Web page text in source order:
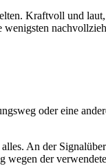
Kraftvoll und
oder eine
An der
der